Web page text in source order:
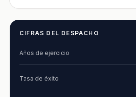
CIFRAS DEL DESPACHO
Años de ejercicio
Tasa de éxito